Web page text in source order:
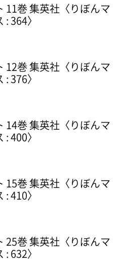
11巻 集英社〈りぼんマ
364〉
12巻 集英社〈りぼんマ
376〉
14巻 集英社〈りぼんマ
400〉
15巻 集英社〈りぼんマ
410〉
25巻 集英社〈りぼんマ
632〉